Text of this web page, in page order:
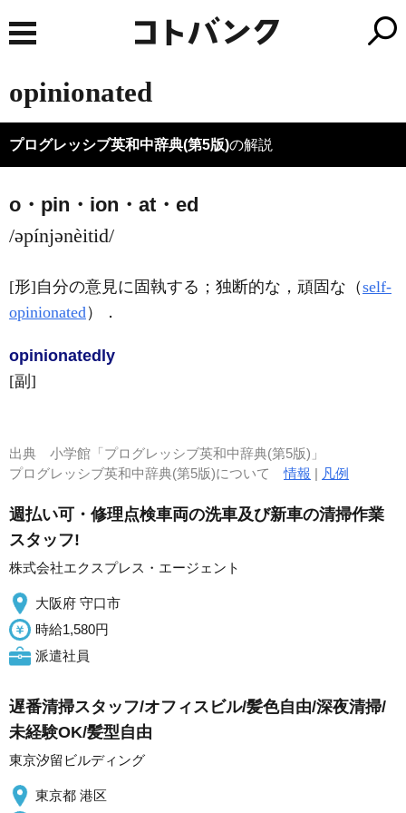
opinionated
プログレッシブ英和中辞典(第5版)の解説
o・pin・ion・at・ed
/əpínjənèitid/
[形]自分の意見に固執する；独断的な，頑固な（self-
opinionated） ．
opinionated ly
[副]
出典 小学館「プログレッシブ英和中辞典(第5版)」
プログレッシブ英和中辞典(第5版)について情報 | 凡例
週払い可・修理点検車両の洗車及び新車の清掃作業
スタッフ!
株式会社エクスプレス・エージェント
大阪府 守口市
時給1,580円
派遣社員
遅番清掃スタッフ/オフィスビル/髪色自由/深夜清掃/
未経験OK/髪型自由
東京汐留ビルディング
東京都 港区